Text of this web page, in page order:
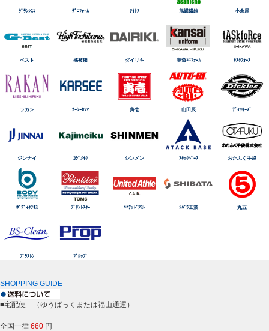
ｸﾞﾗﾝｼｽｺ ﾃﾞﾆﾌｫｰﾑ ｱｲﾄｽ 旭蝶繊維 小倉屋
ベスト 橘被服 ダイリキ 寛斎ﾕﾆﾌｫｰﾑ ﾀｽｸﾌｫｰｽ
ラカン ｶｰｼｰｶｼﾏ 寅壱 山田辰 ﾃﾞｨｯｷｰｽﾞ
ジンナイ ｶｼﾞﾒｲｸ シンメン ｱﾀｯｸﾍﾞｰｽ おたふく手袋
ﾎﾞﾃﾞｨﾀﾌﾈｽ ﾌﾟﾘﾝﾄｽﾀｰ ﾕﾆﾃｯﾄﾞｱｽﾚ ｼﾊﾞﾗ工業 丸五
ﾌﾞﾗｽﾄﾝ ﾌﾟﾛｯﾌﾟ
SHOPPING GUIDE
■宅配便 （ゆうぱっくまたは福山通運）
全国一律 660 円